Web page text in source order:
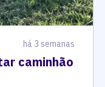
há 3 semanas
caminhão